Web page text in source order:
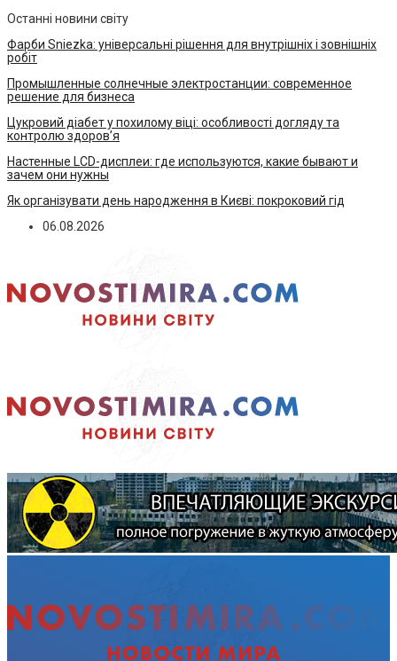
Останні новини світу
Фарби Sniezka: універсальні рішення для внутрішніх і зовнішніх
робіт
Промышленные солнечные электростанции: современное
решение для бизнеса
Цукровий діабет у похилому віці: особливості догляду та
контролю здоров’я
Настенные LCD-дисплеи: где используются, какие бывают и
зачем они нужны
Як організувати день народження в Києві: покроковий гід
06.08.2026